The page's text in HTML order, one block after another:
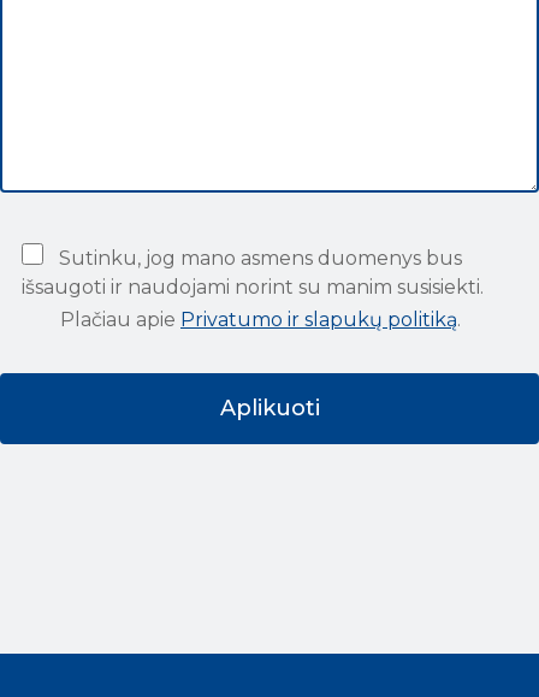
Sutinku, jog mano asmens duomenys bus
išsaugoti ir naudojami norint su manim susisiekti.
Plačiau apie Privatumo ir slapukų politiką.